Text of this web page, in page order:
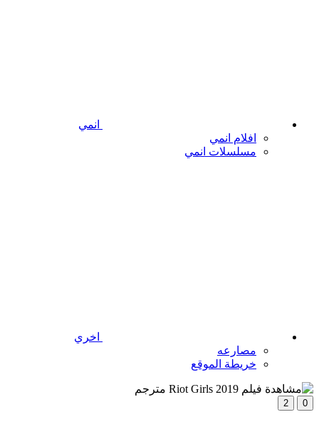
انمي
افلام انمي
مسلسلات انمي
اخري
مصارعه
خريطة الموقع
0
2